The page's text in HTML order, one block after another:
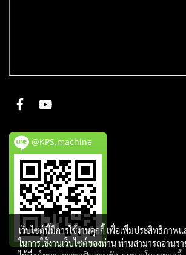
@KPS.machine
เว็บไซต์นี้มีการใช้งานคุกกี้ เพื่อเพิ่มประสิทธิภาพ
ในการใช้งานเว็บไซต์ของท่าน ท่านสามารถอ่านร